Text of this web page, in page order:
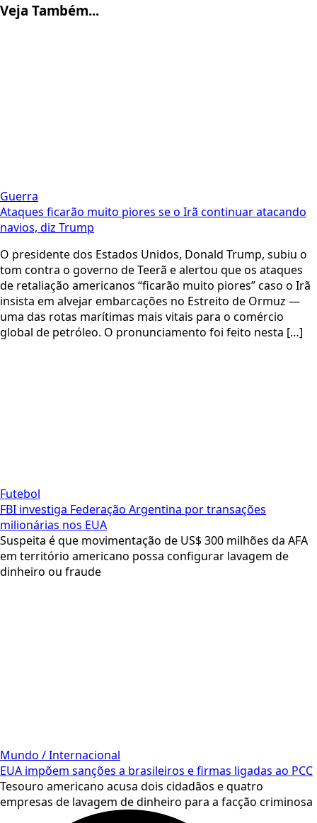
Veja Também...
Guerra
Ataques ficarão muito piores se o Irã continuar atacando
navios, diz Trump
O presidente dos Estados Unidos, Donald Trump, subiu o
tom contra o governo de Teerã e alertou que os ataques
de retaliação americanos “ficarão muito piores” caso o Irã
insista em alvejar embarcações no Estreito de Ormuz —
uma das rotas marítimas mais vitais para o comércio
global de petróleo. O pronunciamento foi feito nesta […]
Futebol
FBI investiga Federação Argentina por transações
milionárias nos EUA
Suspeita é que movimentação de US$ 300 milhões da AFA
em território americano possa configurar lavagem de
dinheiro ou fraude
Mundo / Internacional
EUA impõem sanções a brasileiros e firmas ligadas ao PCC
Tesouro americano acusa dois cidadãos e quatro
empresas de lavagem de dinheiro para a facção criminosa